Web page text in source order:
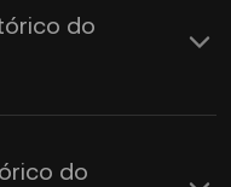
(BDX)
é afetado
obter as
do
do